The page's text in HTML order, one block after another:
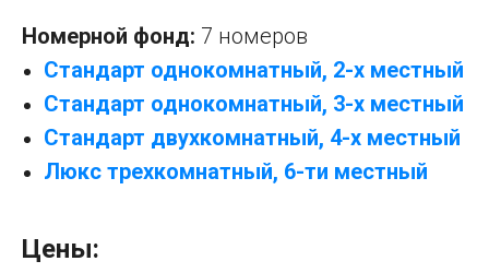
Номерной фонд: 7 номеров
Стандарт однокомнатный, 2-х местный
Стандарт однокомнатный, 3-х местный
Стандарт двухкомнатный, 4-х местный
Люкс трехкомнатный, 6-ти местный
Цены: